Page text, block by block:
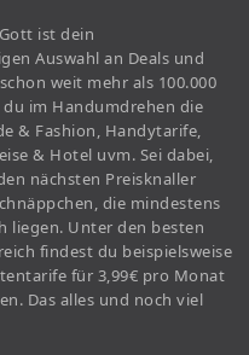
ist dein
Auswahl an Deals und
weit mehr als 100.000
im Handumdrehen die
& Fashion, Handytarife,
& Hotel uvm. Sei dabei,
nächsten Preisknaller
die mindestens
liegen. Unter den besten
findest du beispielsweise
für 3,99€ pro Monat
Das alles und noch viel